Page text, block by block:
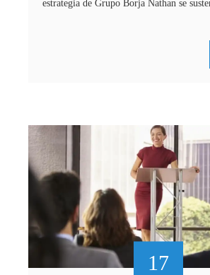
estrategia de Grupo Borja Nathan se
17